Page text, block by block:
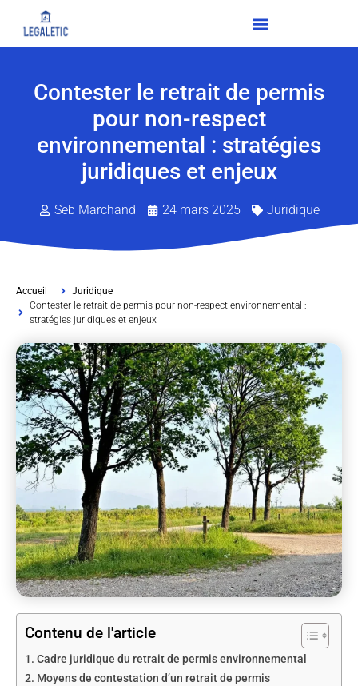
Contester le retrait de permis
pour non-respect
environnemental : stratégies
juridiques et enjeux
Seb Marchand 24 mars 2025 Juridique
Accueil
Juridique
Contester le retrait de permis pour non-respect environnemental :
stratégies juridiques et enjeux
Contenu de l'article
Cadre juridique du retrait de permis environnemental
Moyens de contestation d’un retrait de permis